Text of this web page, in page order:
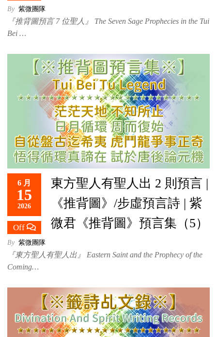
By 紫微團隊
『推背圖預言 7 位聖人』 The Seven Sage Prophecies in the Tui
Bei …
6 月
15
2026
Off
東方聖人有聖人出 2 則預言 |
《推背圖》/步虛預言詩 | 紫
微君《推背圖》預言集（5）
By 紫微團隊
『東方聖人有聖人出』 Eastern Saint and the Prophecy of the
Coming…